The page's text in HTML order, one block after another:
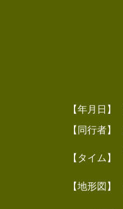
【年月日】
【同行者】
【タイム】
【地形図】